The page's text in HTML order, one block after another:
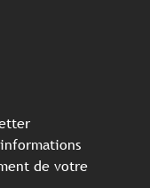
de votre